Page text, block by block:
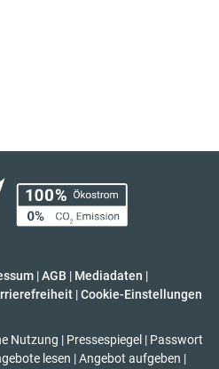
|AGB | Mediadaten |
| Cookie-Einstellungen
Nutzung | Pressespiegel | Passwort
lesen | Angebot aufgeben |